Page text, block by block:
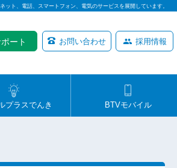
ット、電話、スマートフォン、電気のサービスを展開しています。
ート お問い合わせ 採用情報
プラスでんき BTVモバイル